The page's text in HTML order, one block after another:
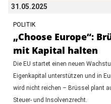
31.05.2025
POLITIK
„Choose Europe“:
mit Kapital halten
Die EU startet einen neuen
Eigenkapital unterstützen und in
wird nicht reichen – Brüssel plant
Steuer- und Insolvenzrecht.